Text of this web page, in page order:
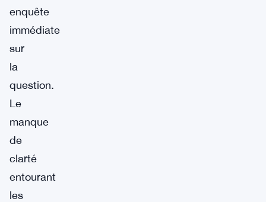
enquête
immédiate
sur
la
question.
Le
manque
de
clarté
entourant
les